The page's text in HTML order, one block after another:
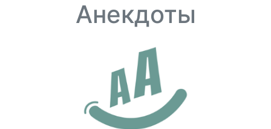
Анекдоты